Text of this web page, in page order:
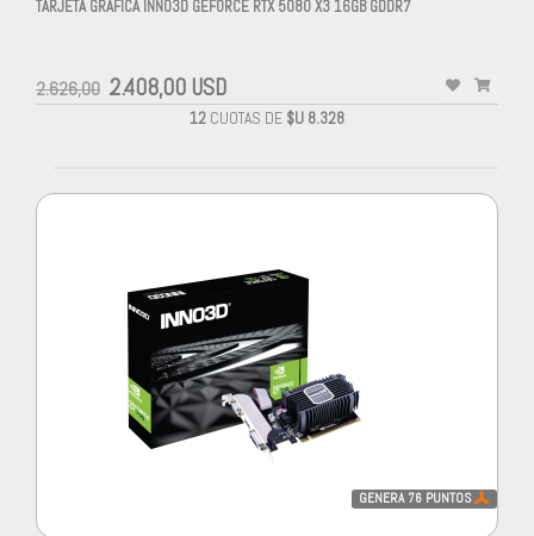
TARJETA GRAFICA INNO3D GEFORCE RTX 5080 X3 16GB GDDR7
2.626,00 2.408,00 USD
12 CUOTAS DE $U 8.328
GENERA 76 PUNTOS